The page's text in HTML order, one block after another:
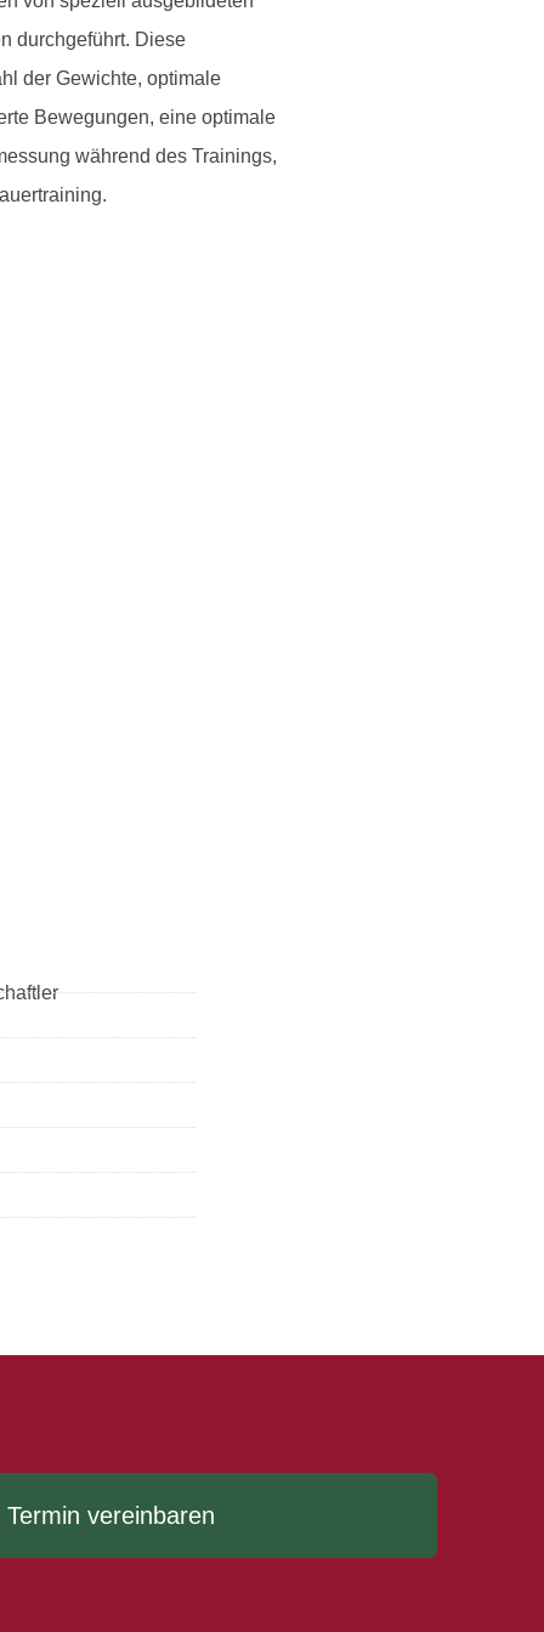
durchgeführt. Diese
der Gewichte, optimale
Bewegungen, eine optimale
während des Trainings,
Termin vereinbaren